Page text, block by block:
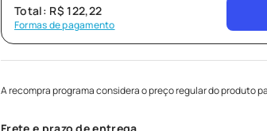
Total: R$ 122,22
Formas de pagamento
A recompra programa considera o preço regular do produto